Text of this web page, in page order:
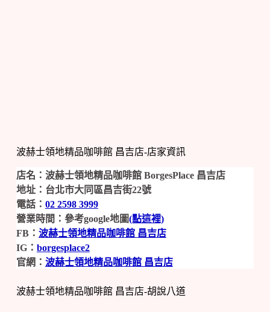
波赫士領地精品咖啡館 昌吉店-店家資訊
店名：波赫士領地精品咖啡館 BorgesPlace 昌吉店
地址：台北市大同區昌吉街22號
電話： 02 2598 3999
營業時間：參考google地圖(點這裡)
FB： 波赫士領地精品咖啡館 昌吉店
IG： borgesplace2
官網： 波赫士領地精品咖啡館 昌吉店
波赫士領地精品咖啡館 昌吉店-胡說八道